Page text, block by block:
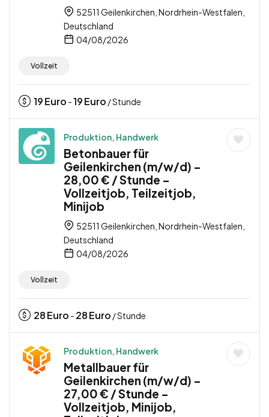
52511 Geilenkirchen, Nordrhein-Westfalen,
Deutschland
04/08/2026
Vollzeit
19Euro -19Euro / Stunde
Produktion, Handwerk
Betonbauer für
Geilenkirchen (m/w/d) –
28,00 € / Stunde –
Vollzeitjob, Teilzeitjob,
Minijob
52511 Geilenkirchen, Nordrhein-Westfalen,
Deutschland
04/08/2026
Vollzeit
28Euro - 28Euro / Stunde
Produktion, Handwerk
Metallbauer für
Geilenkirchen (m/w/d) –
27,00 € / Stunde –
Vollzeitjob, Minijob,